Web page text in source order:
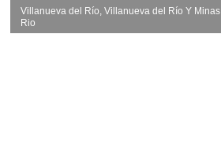
Villanueva del Río, Villanueva del Río Y Minas
Rio